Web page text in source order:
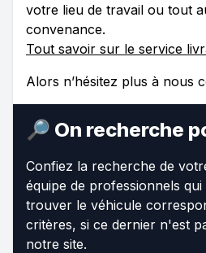
votre lieu de travail ou tout
convenance.
Tout savoir sur le service
Alors n’hésitez plus à nous
🔎 On recherche
Confiez la recherche de
équipe de professionnels
trouver le véhicule
critères, si ce dernier n'est
notre site.